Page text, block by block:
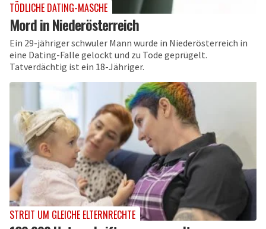
TÖDLICHE DATING-MASCHE
Mord in Niederösterreich
Ein 29-jähriger schwuler Mann wurde in Niederösterreich in
eine Dating-Falle gelockt und zu Tode geprügelt.
Tatverdächtig ist ein 18-Jähriger.
STREIT UM GLEICHE ELTERNRECHTE